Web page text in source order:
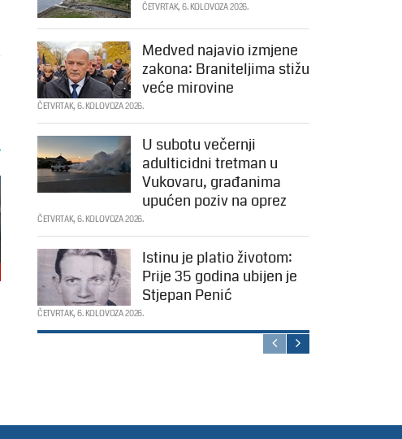
ČETVRTAK, 6. KOLOVOZA 2026.
Medved najavio izmjene
zakona: Braniteljima stižu
veće mirovine
ČETVRTAK, 6. KOLOVOZA 2026.
U subotu večernji
adulticidni tretman u
Vukovaru, građanima
upućen poziv na oprez
ČETVRTAK, 6. KOLOVOZA 2026.
Istinu je platio životom:
Prije 35 godina ubijen je
Stjepan Penić
ČETVRTAK, 6. KOLOVOZA 2026.